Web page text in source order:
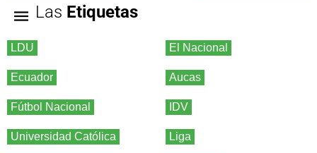
Las Etiquetas
LDU El Nacional
Ecuador Aucas
Fútbol Nacional IDV
Universidad Católica Liga